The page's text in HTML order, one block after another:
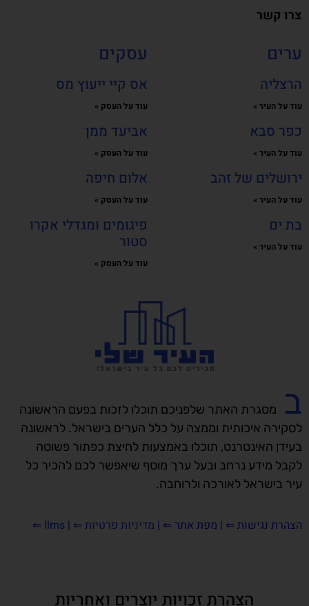
צרו קשר
ערים
הרצליה
עוד על העיר »
כפר סבא
עוד על העיר »
ירושלים של זהב
עוד על העיר »
בת ים
עוד על העיר »
עסקים
אס קיי ייעוץ מס
עוד על העסק »
אביעד ממן
עוד על העסק »
אלום חיפה
עוד על העסק »
פיגומים ומגדלי אקרו
סטור
עוד על העסק »
ב
מסגרת האתר שלפניכם תוכלו לזכות בפעם הראשונה
לסקירה איכותית וממצה על כלל הערים בישראל. לראשונה
בעידן האינטרנט, תוכלו באמצעות לחיצת כפתור פשוטה
לקבל מידע נרחב ובעל ערך מוסף שיאפשר לכם להכיר כל
עיר בישראל לאורכה ולרוחבה.
הצהרת נגישות ⇐ | מפת אתר ⇐ | מדיניות פרטיות ⇐ |
llms
⇐
הצהרת זכויות יוצרים ואחריות